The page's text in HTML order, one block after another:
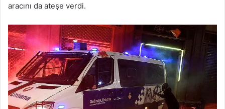
aracını da ateşe verdi.